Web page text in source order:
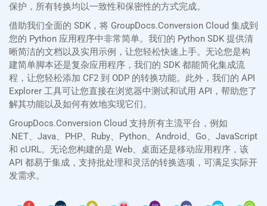
保护，所有转换均以一致性和保密性的方式完成。
借助我们全面的 SDK，将 GroupDocs.Conversion Cloud 集成到
您的 Python 应用程序中非常简单。我们的 Python SDK 提供清
晰简洁的文档以及实用示例，让您轻松快速上手。无论您是构
建简单脚本还是复杂应用程序，我们的 SDK 都能简化集成流
程，让您轻松添加 CF2 到 ODP 的转换功能。此外，我们的 API
Explorer 工具可让您直接在浏览器中测试和试用 API，帮助您了
解其功能以及如何有效地实现它们。
GroupDocs.Conversion Cloud 支持所有主流平台，例如
.NET、Java、PHP、Ruby、Python、Android、Go、JavaScript
和 cURL。无论您构建的是 Web、桌面还是移动应用程序，该
API 都易于集成，支持批处理和灵活的转换选项，可满足实际开
发需求。